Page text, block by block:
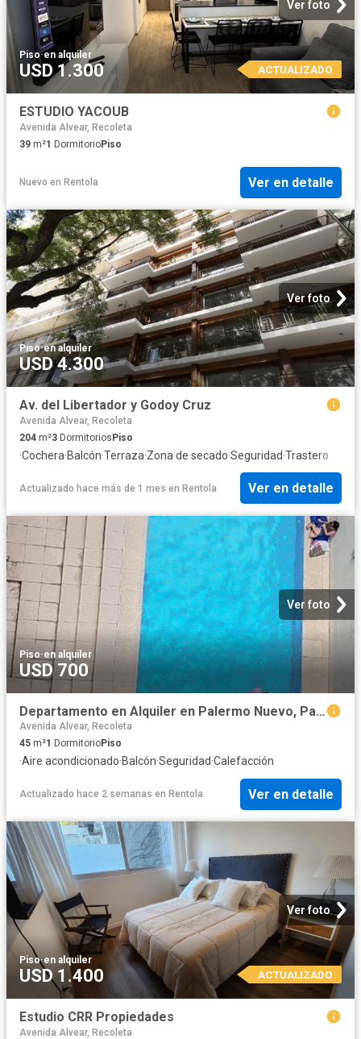
Ver foto
Piso·en alquiler
USD 1.300 ACTUALIZADO
ESTUDIO YACOUB
Avenida Alvear, Recoleta
39 m²1 DormitorioPiso
Nuevo en Rentola Ver en detalle
Ver foto
Piso·en alquiler
USD 4.300
Av. del Libertador y Godoy Cruz
Avenida Alvear, Recoleta
204 m²3 DormitoriosPiso
·Cochera·Balcón·Terraza·Zona de secado·Seguridad·Trastero
Actualizado hace más de 1 mes en Rentola Ver en detalle
Ver foto
Piso·en alquiler
USD 700
Departamento en Alquiler en Palermo Nuevo, Palermo
Avenida Alvear, Recoleta
45 m²1 DormitorioPiso
·Aire acondicionado·Balcón·Seguridad·Calefacción
Actualizado hace 2 semanas en Rentola Ver en detalle
Ver foto
Piso·en alquiler
USD 1.400 ACTUALIZADO
Estudio CRR Propiedades
Avenida Alvear, Recoleta